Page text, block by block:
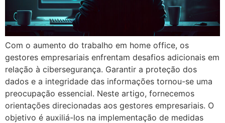
Com o aumento do trabalho em home office, os
gestores empresariais enfrentam desafios adicionais em
relação à cibersegurança. Garantir a proteção dos
dados e a integridade das informações tornou-se uma
preocupação essencial. Neste artigo, fornecemos
orientações direcionadas aos gestores empresariais. O
objetivo é auxiliá-los na implementação de medidas